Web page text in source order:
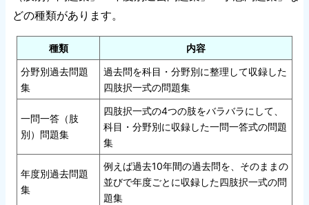
どの種類があります。
種類
内容
分野別過去問題
集
過去問を科目・分野別に整理して収録した
四肢択一式の問題集
一問一答（肢
別）問題集
四肢択一式の4つの肢をバラバラにして、
科目・分野別に収録した一問一答式の問題
集
年度別過去問題
集
例えば過去10年間の過去問を、そのままの
並びで年度ごとに収録した四肢択一式の問
題集